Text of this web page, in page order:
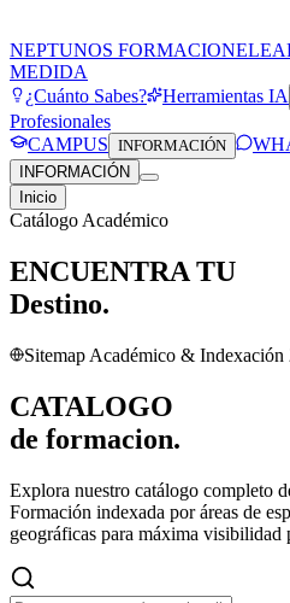
NEPTUNOS FORMACION
MEDIDA
¿Cuánto Sabes?
Herramientas IA
Profesionales
CAMPUS INFORMACIÓN
INFORMACIÓN
Inicio
Catálogo Académico
ENCUENTRA TU
Destino.
Sitemap Académico & Indexación
CATALOGO
de formacion.
Explora nuestro catálogo completo
Formación indexada por áreas de
geográficas para máxima visibilidad